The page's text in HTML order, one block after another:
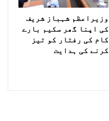
وزیراعظم شہباز شریف
کی اپنا گھر سکیم بارے
کام کی رفتار کو تیز
کرنے کی ہدایت